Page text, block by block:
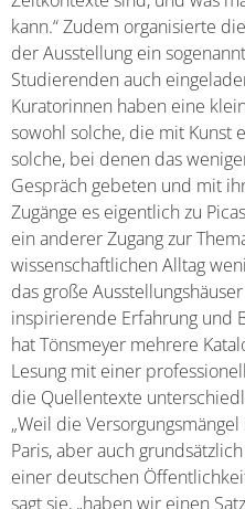
kann.“ Zudem organisierte
der Ausstellung ein
Studierenden auch
Kuratorinnen haben eine
sowohl solche, die mit Kunst
solche, bei denen das
Gespräch gebeten und mit
Zugänge es eigentlich zu
ein anderer Zugang zur
wissenschaftlichen Alltag
das große
inspirierende Erfahrung und
hat Tönsmeyer mehrere
Lesung mit einer
die Quellentexte
„Weil die
Paris, aber auch
einer deutschen
sagt sie, „haben wir einen